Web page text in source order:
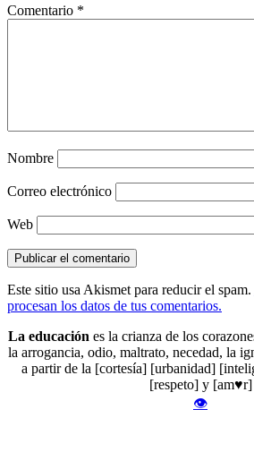
Comentario *
Nombre
Correo electrónico
Web
Este sitio usa Akismet para reducir el spam.
procesan los datos de tus comentarios.
La educaciónes la crianza de los
la arrogancia, odio, maltrato, necedad, la
a partir de la [cortesía] [urbanidad]
[respeto] y [am♥r]
👁